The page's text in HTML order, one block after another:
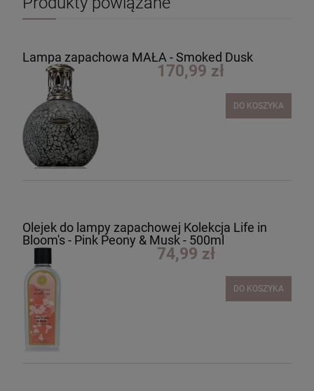
Lampa zapachowa MAŁA - Smoked Dusk
170,99 zł
DO KOSZYKA
Olejek do lampy zapachowej Kolekcja Life in
Bloom's - Pink Peony & Musk - 500ml
74,99 zł
DO KOSZYKA